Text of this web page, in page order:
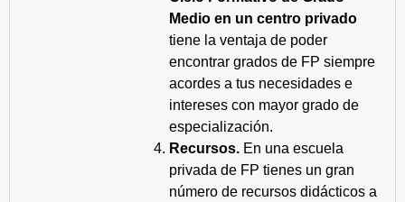
Medio en un centro privado
tiene la ventaja de poder
encontrar grados de FP siempre
acordes a tus necesidades e
intereses con mayor grado de
especialización.
Recursos. En una escuela
privada de FP tienes un gran
número de recursos didácticos a